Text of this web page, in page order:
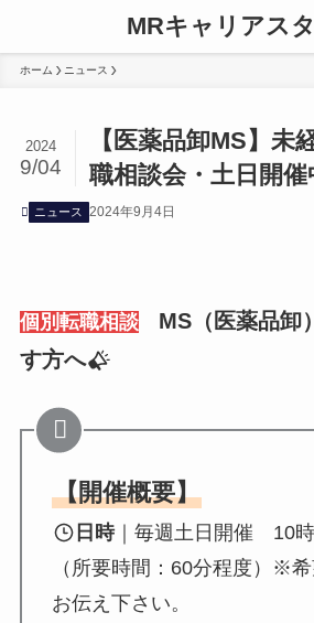
MRキャリアス
ホーム ニュース
【医薬品卸MS】未
職相談会・土日開催
2024
9/04
ニュース 2024年9月4日
個別転職相談
MS（医薬品卸
す方へ
【開催概要】
日時｜毎週土日開催 10
（所要時間：60分程度）※
お伝え下さい。